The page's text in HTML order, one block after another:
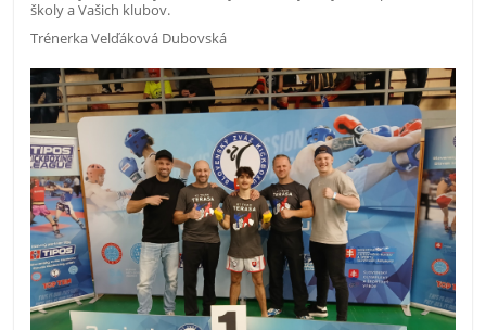
školy a Vašich klubov.
Trénerka Velďáková Dubovská